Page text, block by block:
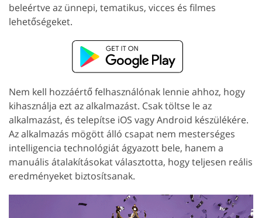
beleértve az ünnepi, tematikus, vicces és filmes
lehetőségeket.
Nem kell hozzáértő felhasználónak lennie ahhoz, hogy
kihasználja ezt az alkalmazást. Csak töltse le az
alkalmazást, és telepítse iOS vagy Android készülékére.
Az alkalmazás mögött álló csapat nem mesterséges
intelligencia technológiát ágyazott bele, hanem a
manuális átalakításokat választotta, hogy teljesen reális
eredményeket biztosítsanak.